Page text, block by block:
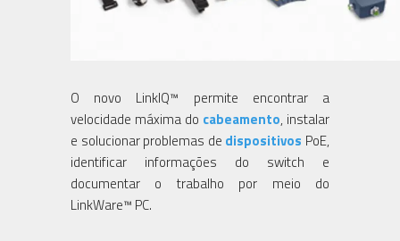
O novo LinkIQ™ permite encontrar a
velocidade máxima do cabeamento, instalar
e solucionar problemas de dispositivos PoE,
identificar informações do switch e
documentar o trabalho por meio do
LinkWare™ PC.